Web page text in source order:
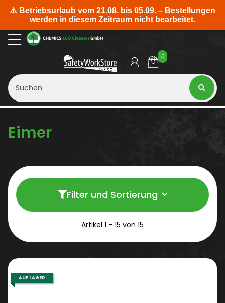
0
Eimer
Filter und Sortierung
Artikel 1 - 15 von 15
AUF LAGER